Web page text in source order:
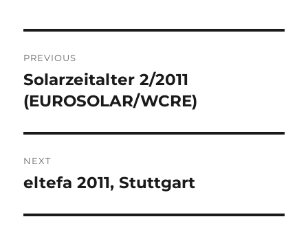
navigation
PREVIOUS
Previous
post:
Solarzeitalter 2/2011
(EUROSOLAR/WCRE)
NEXT
Next
eltefa 2011, Stuttgart